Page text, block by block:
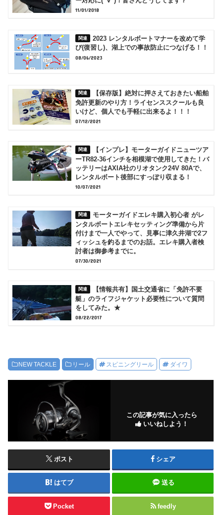
11/01/2018
2023 レンタルボートマナーを改めて学
び(復習し)、湖上での事故防止につなげる！！
08/06/2023
【保存版】絶対に押さえておきたい船舶
免許更新のやり方！ライセンススクールも良
いけど、個人でも手軽に出来るよ！！！
07/12/2021
【インプレ】モーターガイドニューツア
ーTR82-36インチを相模湖で使用してきた！バ
ッテリーはAXIA社のリオタンク24V 80Aで、
レンタルボート後部にすっぽり収まる！
10/07/2021
モーターガイドエレキ購入初心者 がレ
ンタルボートエレキセッティング準備から片
付けまで一人でやって、見事に津久井湖で2フ
ィッシュを釣るまでのお話。エレキ購入者検
討者は御参考までに。
07/30/2021
【情報共有】国土交通省に「免許不要
艇」のライフジャケット必要性について質問
をしてみた。★
08/22/2017
NEW TACKLE リール スピニングリール ダイワ
この記事が気に入ったら
いいねしよう！
ポスト シェア
はてブ 送る
Pocket feedly